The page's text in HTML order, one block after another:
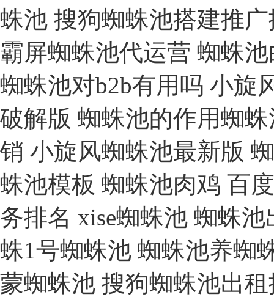
蛛池 搜狗蜘蛛池搭建推
霸屏蜘蛛池代运营 蜘蛛
蜘蛛池对b2b有用吗 小旋
破解版 蜘蛛池的作用蜘
销 小旋风蜘蛛池最新版
蛛池模板 蜘蛛池肉鸡 百
务排名 xise蜘蛛池 蜘蛛池
蛛1号蜘蛛池 蜘蛛池养蜘
蒙蜘蛛池 搜狗蜘蛛池出